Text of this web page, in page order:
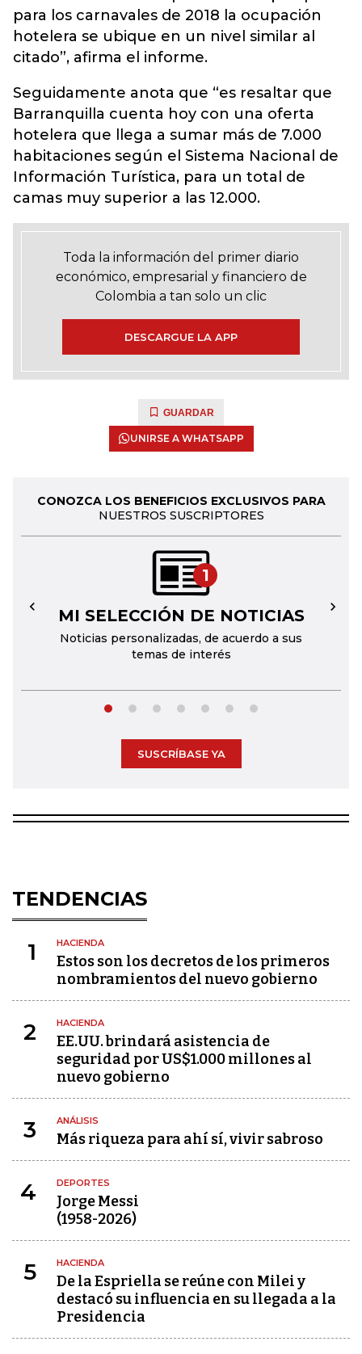
para los carnavales de 2018 la ocupación
hotelera se ubique en un nivel similar al
citado”, afirma el informe.
Seguidamente anota que “es resaltar que
Barranquilla cuenta hoy con una oferta
hotelera que llega a sumar más de 7.000
habitaciones según el Sistema Nacional de
Información Turística, para un total de
camas muy superior a las 12.000.
Toda la información del primer diario
económico, empresarial y financiero de
Colombia a tan solo un clic
DESCARGUE LA APP
GUARDAR
UNIRSE A WHATSAPP
CONOZCA LOS BENEFICIOS EXCLUSIVOS PARA
NUESTROS SUSCRIPTORES
1
MI SELECCIÓN DE NOTICIAS
Noticias personalizadas, de acuerdo a sus
temas de interés
← →
SUSCRÍBASE YA
TENDENCIAS
1 HACIENDA
Estos son los decretos de los primeros
nombramientos del nuevo gobierno
2 HACIENDA
EE.UU. brindará asistencia de
seguridad por US$1.000 millones al
nuevo gobierno
3 ANÁLISIS
Más riqueza para ahí sí, vivir sabroso
4 DEPORTES
Jorge Messi
(1958-2026)
5 HACIENDA
De la Espriella se reúne con Milei y
destacó su influencia en su llegada a la
Presidencia